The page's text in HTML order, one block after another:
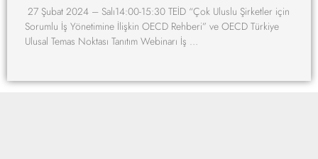
27 Şubat 2024 – Salı14:00-15:30 TEİD “Çok Uluslu Şirketler için
Sorumlu İş Yönetimine İlişkin OECD Rehberi” ve OECD Türkiye
Ulusal Temas Noktası Tanıtım Webinarı İş …